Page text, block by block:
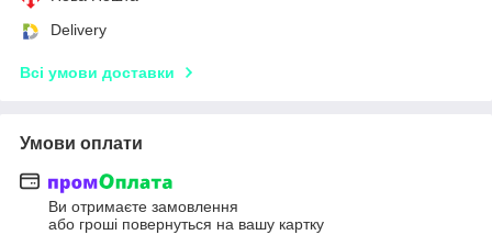
Delivery
Всі умови доставки
Умови оплати
Ви отримаєте замовлення
або гроші повернуться на вашу картку